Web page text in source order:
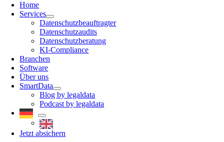
Home
Services
Datenschutzbeauftragter
Datenschutzaudits
Datenschutzberatung
KI-Compliance
Branchen
Software
Über uns
SmartData
Blog by legaldata
Podcast by legaldata
Jetzt absichern